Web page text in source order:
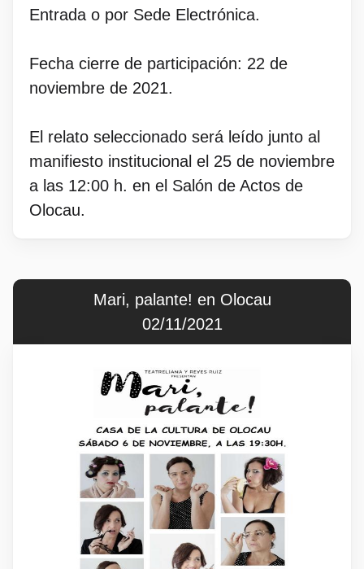
Entrada o por Sede Electrónica.
Fecha cierre de participación: 22 de
noviembre de 2021.
El relato seleccionado será leído junto al
manifiesto institucional el 25 de noviembre
a las 12:00 h. en el Salón de Actos de
Olocau.
Mari, palante! en Olocau
02/11/2021